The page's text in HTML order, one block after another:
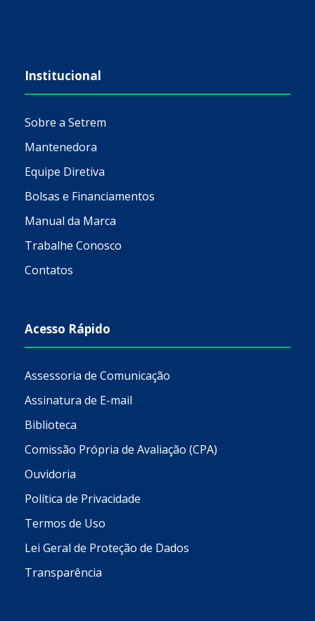
Institucional
Sobre a Setrem
Mantenedora
Equipe Diretiva
Bolsas e Financiamentos
Manual da Marca
Trabalhe Conosco
Contatos
Acesso Rápido
Assessoria de Comunicação
Assinatura de E-mail
Biblioteca
Comissão Própria de Avaliação (CPA)
Ouvidoria
Política de Privacidade
Termos de Uso
Lei Geral de Proteção de Dados
Transparência